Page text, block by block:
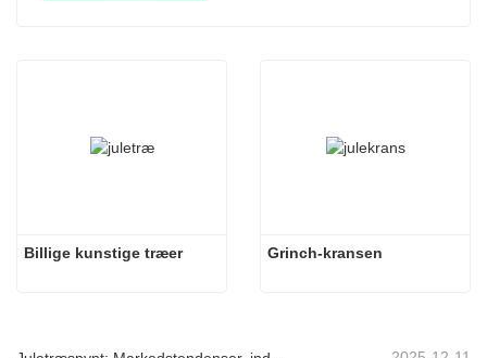
Billige kunstige træer Grinch-kransen